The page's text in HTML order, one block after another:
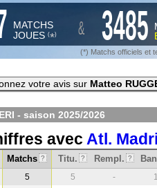
MATCHS
JOUES (*) & 3485
(*) Matchs officiels et
votre avis sur Matteo
- saison 2025/2026
avec Atl.
Matchs ? Titu. ? Rempl. ?
5 5 -